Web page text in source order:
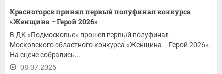
Красногорск принял первый полуфинал конкурса
«Женщина – Герой 2026»
В ДК «Подмосковье» прошел первый полуфинал
Московского областного конкурса «Женщина – Герой 2026».
На сцене собрались...
08.07.2026